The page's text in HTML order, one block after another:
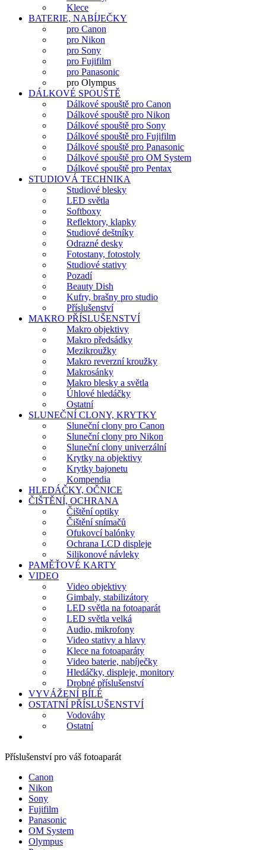
Klece
BATERIE, NABÍJEČKY
pro Canon
pro Nikon
pro Sony
pro Fujifilm
pro Panasonic
pro Olympus
DÁLKOVÉ SPOUŠTĚ
Dálkové spouště pro Canon
Dálkové spouště pro Nikon
Dálkové spouště pro Sony
Dálkové spouště pro Fujifilm
Dálkové spouště pro Panasonic
Dálkové spouště pro OM System
Dálkové spouště pro Pentax
STUDIOVÁ TECHNIKA
Studiové blesky
LED světla
Softboxy
Reflektory, klapky
Studiové deštníky
Odrazné desky
Fotostany, fotostoly
Studiové stativy
Pozadí
Beauty Dish
Kufry, brašny pro studio
Příslušenství
MAKRO PŘÍSLUŠENSTVÍ
Makro objektivy
Makro předsádky
Mezikroužky
Makro reverzní kroužky
Makrosánky
Makro blesky a světla
Úhlové hledáčky
Ostatní
SLUNEČNÍ CLONY, KRYTKY
Sluneční clony pro Canon
Sluneční clony pro Nikon
Sluneční clony univerzální
Krytky na objektivy
Krytky bajonetu
Kompendia
HLEDÁČKY, OČNICE
ČIŠTĚNÍ, OCHRANA
Čištění optiky
Čištění snímačů
Ofukovcí balónky
Ochrana LCD displeje
Silikonové návleky
PAMĚŤOVÉ KARTY
VIDEO
Video objektivy
Gimbaly, stabilizátory
LED světla na fotoaparát
LED světla velká
Audio, mikrofony
Video stativy a hlavy
Klece na fotoaparáty
Video baterie, nabíječky
Hledáčky, displeje, monitory
Drobné příslušenství
VYVÁŽENÍ BÍLÉ
OSTATNÍ PŘÍSLUŠENSTVÍ
Vodováhy
Ostatní
Příslušenství pro váš fotoaparát
Canon
Nikon
Sony
Fujifilm
Panasonic
OM System
Olympus